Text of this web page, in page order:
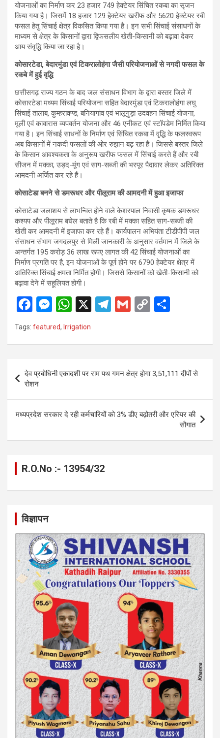
योजनाओं का निर्माण कर 23 हजार 749 हेक्टेयर सिंचित रकबा का सृजन
किया गया है। जिसमें 18 हजार 129 हेक्टेयर खरीफ और 5620 हेक्टेयर रबी
फसल हेतु सिंचाई क्षेत्र विकसित किया गया है। इन सभी सिंचाई संसाधनों के
माध्यम से क्षेत्र के किसानों द्वारा द्विफसलीय खेती-किसानी को बढ़ावा देकर
आय संवृद्धि किया जा रहा है।
कोसारटेडा, बेदारमुंडा एवं टिकरालोहंगा जैसी परियोजनाओं से नगदी फसल के
रकबे में हुई वृद्धि
छत्तीसगढ़ राज्य गठन के बाद जल संसाधन विभाग के द्वारा बस्तर जिले में
कोसारटेडा मध्यम सिंचाई परियोजना सहित बेदारमुंडा एवं टिकरालोहंगा लघु
सिंचाई तालाब, कुम्हरावण्ड, बनियागांव एवं भालूगुड़ा उदवहन सिंचाई योजना,
मूली एवं कावारास व्यपवर्तन योजना और 46 एनीकट एवं स्टॉपडेम निर्मित किया
गया है। इन सिंचाई साधनों के निर्माण एवं सिंचित रकबा में वृद्धि के फलस्वरूप
अब किसानों में नकदी फसलों की ओर रुझान बढ़ रहा है। जिससे बस्तर जिले
के किसान आवश्यकता के अनुरूप खरीफ फसल में सिंचाई करते हैं और रबी
सीजन में मक्का, उड़द-मूंग एवं साग-सब्जी की भरपूर पैदावार लेकर अतिरिक्त
आमदनी अर्जित कर रहे हैं।
कोसाटेडा बनने से डमरूधर और पीलूराम की आमदनी में हुआ इजाफा
कोसाटेडा जलाशय से लाभन्वित होने वाले केशरपाल निवासी कृषक डमरूधर
कश्यप और पीलूराम बघेल बताते है कि रबी में मक्का सहित साग-सब्जी की
खेती कर आमदनी में इजाफा कर रहे हैं। कार्यपालन अभियंता टीडीपीपी जल
संसाधन संभाग जगदलपुर से मिली जानकारी के अनुसार वर्तमान में जिले के
अन्तर्गत 195 करोड़ 36 लाख रूपए लागत की 42 सिंचाई योजनाओं का
निर्माण प्रगति पर है, इन योजनाओं के पूर्ण होने पर 6790 हेक्टेयर क्षेत्र में
अतिरिक्त सिंचाई क्षमता निर्मित होगी। जिससे किसानों को खेती-किसानी को
बढ़ावा देने में सहूलियत होगी।
F
a
ce
o
o
k
M
es
se
g
er
W
h
at
A
p
p
X
T
a
G
C
n
k
Tags: featured, Irrigation
Post
navigation
देव प्रबोधिनी एकादशी पर राम पथ गमन क्षेत्र होगा 3,51,111 दीपों से
रोशन
मध्यप्रदेश सरकार दे रही कर्मचारियों को 3% डीए बढ़ोतरी और एरियर की
सौगात
R.O.No :- 13954/32
विज्ञापन